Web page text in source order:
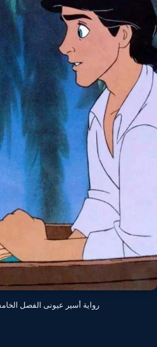
رواية أسير عيونى الفصل الخامس 5 بقلم آيه عيد